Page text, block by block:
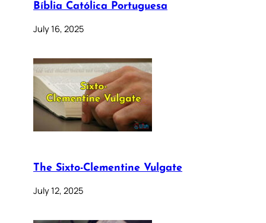
Bíblia Católica Portuguesa
July 16, 2025
The Sixto-Clementine Vulgate
July 12, 2025